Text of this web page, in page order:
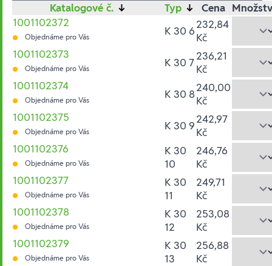
Katalogové č. ↓ Typ ↓ Cena
1001102372
Objednáme pro Vás K 30 6232,84
Kč
1001102373
Objednáme pro Vás K 30 7236,21
Kč
1001102374
Objednáme pro Vás K 30 8240,00
Kč
1001102375
Objednáme pro Vás K 30 9242,97
Kč
1001102376
Objednáme pro Vás
K 30
10
246,76
Kč
1001102377
Objednáme pro Vás
K 30
11
249,71
Kč
1001102378
Objednáme pro Vás
K 30
12
253,08
Kč
1001102379
Objednáme pro Vás
K 30
13
256,88
Kč